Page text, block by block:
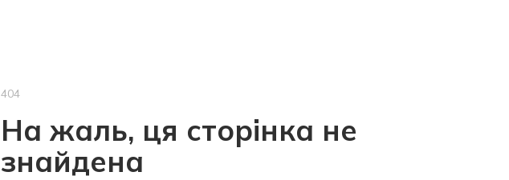
404
На жаль, ця сторінка не
знайдена